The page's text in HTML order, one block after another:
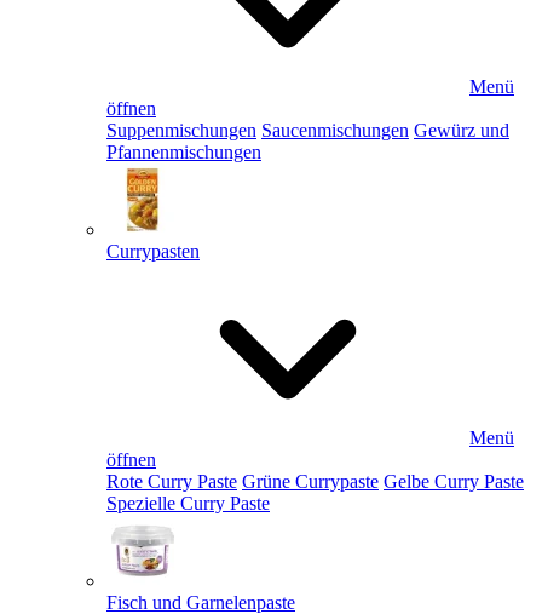
Menü
öffnen
Suppenmischungen Saucenmischungen Gewürz und
Pfannenmischungen
Currypasten
Menü
öffnen
Rote Curry Paste Grüne Currypaste Gelbe Curry Paste
Spezielle Curry Paste
Fisch und Garnelenpaste